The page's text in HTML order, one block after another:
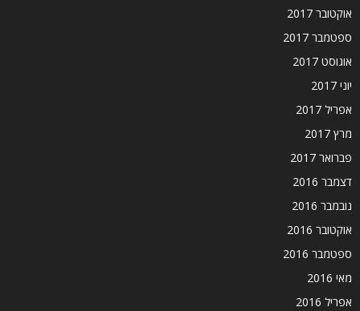
אוקטובר 2017
ספטמבר 2017
אוגוסט 2017
יוני 2017
אפריל 2017
מרץ 2017
פברואר 2017
דצמבר 2016
נובמבר 2016
אוקטובר 2016
ספטמבר 2016
מאי 2016
אפריל 2016